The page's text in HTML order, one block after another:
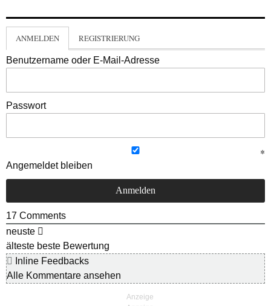
ANMELDEN REGISTRIERUNG
Benutzername oder E-Mail-Adresse
Passwort
Angemeldet bleiben
17 Comments
neuste
älteste beste Bewertung
Inline Feedbacks
Alle Kommentare ansehen